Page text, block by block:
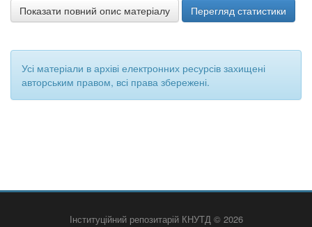
Показати повний опис матеріалу Перегляд статистики
Усі матеріали в архіві електронних ресурсів захищені
авторським правом, всі права збережені.
Інституційний репозитарій КНУТД © 2026